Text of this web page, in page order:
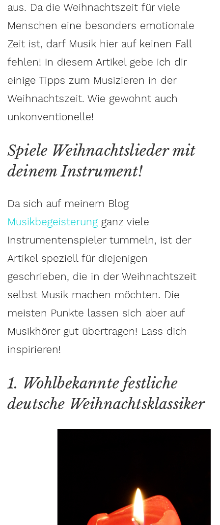
aus. Da die Weihnachtszeit für viele
Menschen eine besonders emotionale
Zeit ist, darf Musik hier auf keinen Fall
fehlen! In diesem Artikel gebe ich dir
einige Tipps zum Musizieren in der
Weihnachtszeit. Wie gewohnt auch
unkonventionelle!
Spiele Weihnachtslieder mit
deinem Instrument!
Da sich auf meinem Blog
Musikbegeisterung ganz viele
Instrumentenspieler tummeln, ist der
Artikel speziell für diejenigen
geschrieben, die in der Weihnachtszeit
selbst Musik machen möchten. Die
meisten Punkte lassen sich aber auf
Musikhörer gut übertragen! Lass dich
inspirieren!
1. Wohlbekannte festliche
deutsche Weihnachtsklassiker